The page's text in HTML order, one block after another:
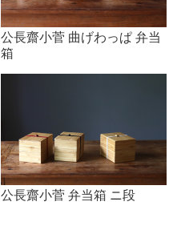
公長齋小菅 曲げわっぱ 弁当
箱
公長齋小菅 弁当箱 ニ段